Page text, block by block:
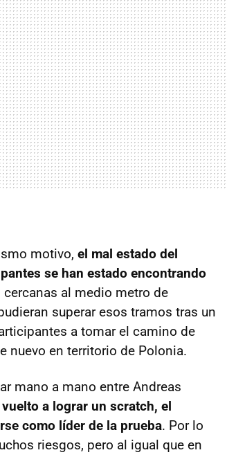
motivo, el mal estado del
se han estado encontrando
al medio metro de
superar esos tramos tras un
a tomar el camino de
nuevo en territorio de Polonia.
mano a mano entre Andreas
a lograr un scratch, el
como líder de la prueba. Por lo
riesgos, pero al igual que en